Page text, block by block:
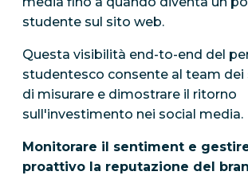
studente sul sito web.
Questa visibilità end-to-end del
studentesco consente al team dei
di misurare e dimostrare il ritorno
sull'investimento nei social media.
Monitorare il sentiment e
proattivo la reputazione del